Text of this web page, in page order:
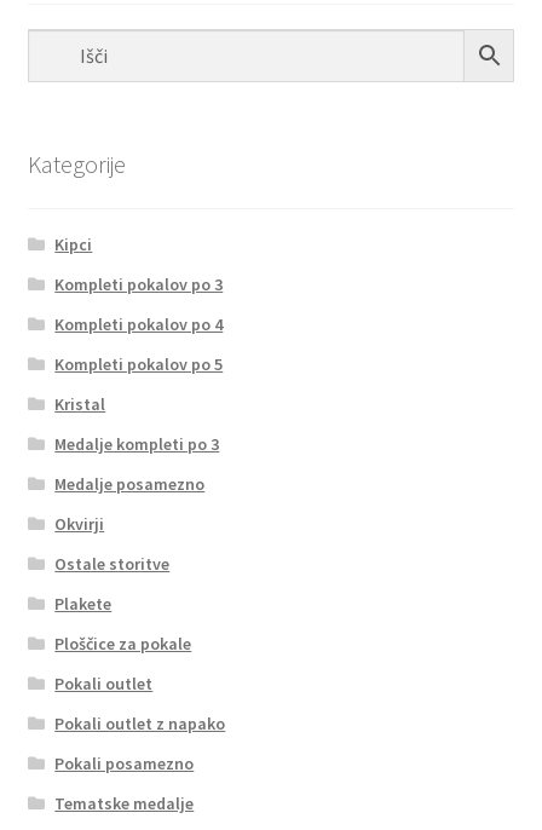
Kategorije
Kipci
Kompleti pokalov po 3
Kompleti pokalov po 4
Kompleti pokalov po 5
Kristal
Medalje kompleti po 3
Medalje posamezno
Okvirji
Ostale storitve
Plakete
Ploščice za pokale
Pokali outlet
Pokali outlet z napako
Pokali posamezno
Tematske medalje